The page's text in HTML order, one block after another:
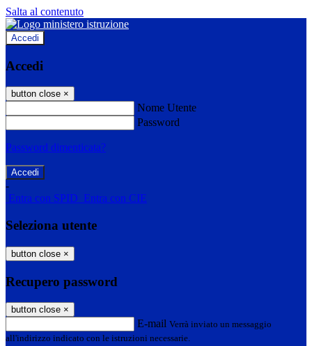
Salta al contenuto
Accedi
Accedi
button close ×
Nome Utente
Password
Password dimenticata?
-
Entra con SPID Entra con CIE
Seleziona utente
button close ×
Recupero password
button close ×
E-mail Verrà inviato un messaggio
all'indirizzo indicato con le istruzioni necessarie.